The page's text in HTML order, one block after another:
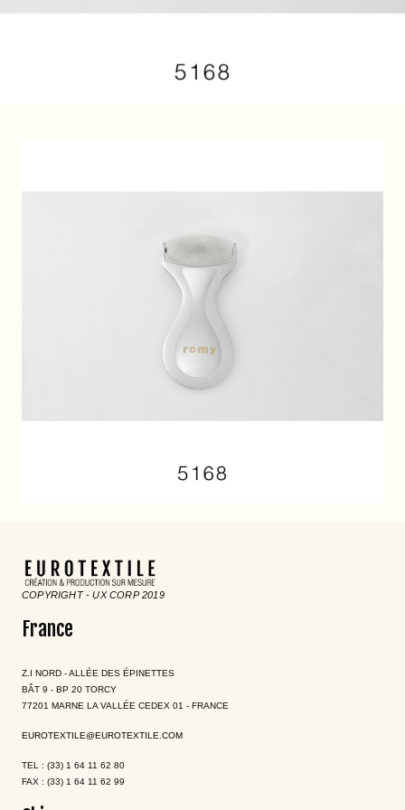
COPYRIGHT - UX CORP 2019
France
Z.I NORD - ALLÉE DES ÉPINETTES
BÂT 9 - BP 20 TORCY
77201 MARNE LA VALLÉE CEDEX 01 - FRANCE
EUROTEXTILE@EUROTEXTILE.COM
TEL : (33) 1 64 11 62 80
FAX : (33) 1 64 11 62 99